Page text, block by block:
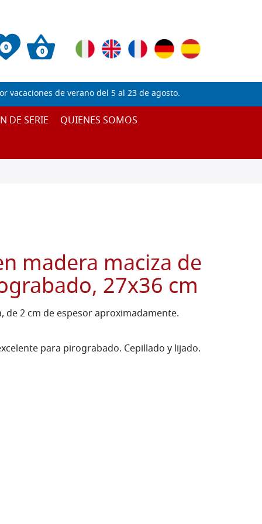
0 0
vacaciones de verano del 5 al 23 de agosto.
DE SERIE QUIENES SOMOS
madera maciza de
27x36 cm
de 2 cm de espesor aproximadamente.
para pirograbado. Cepillado y lijado.